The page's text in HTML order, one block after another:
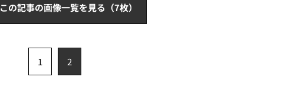
この記事の画像一覧を見る（7枚）
1 2